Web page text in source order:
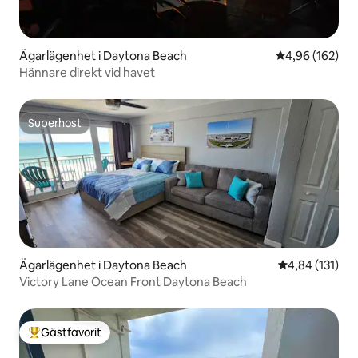
Ägarlägenhet i Daytona Beach 4,96 av 5 i
4,96 (162)
Hännare direkt vid havet
Superhost
Superhost
Ägarlägenhet i Daytona Beach 4,84 av 5 i
4,84 (131)
Victory Lane Ocean Front Daytona Beach
Populär gästfavorit
Gästfavorit